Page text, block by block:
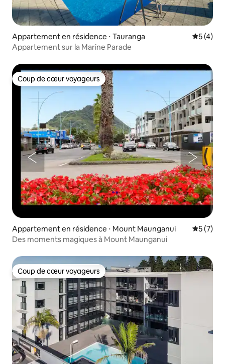
Appartement en résidence ⋅ Tauranga
5 (4)
Appartement sur la Marine Parade
Coup de cœur voyageurs
Coup de cœur voyageurs
Appartement en résidence ⋅ Mount Maunganui
5 (7)
Des moments magiques à Mount Maunganui
Coup de cœur voyageurs
Coup de cœur voyageurs